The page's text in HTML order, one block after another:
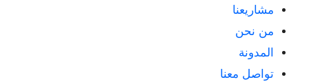
مشاريعنا
من نحن
المدونة
تواصل معنا